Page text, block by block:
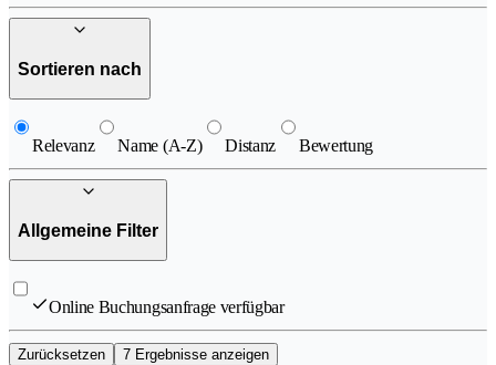
Sortieren nach
Relevanz Name (A-Z) Distanz Bewertung
Allgemeine Filter
Online Buchungsanfrage verfügbar
Zurücksetzen 7 Ergebnisse anzeigen